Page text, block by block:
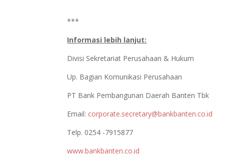
***
Informasi lebih lanjut:
Divisi Sekretariat Perusahaan & Hukum
Up. Bagian Komunikasi Perusahaan
PT Bank Pembangunan Daerah Banten Tbk
Email: corporate.secretary@bankbanten.co.id
Telp. 0254 -7915877
www.bankbanten.co.id